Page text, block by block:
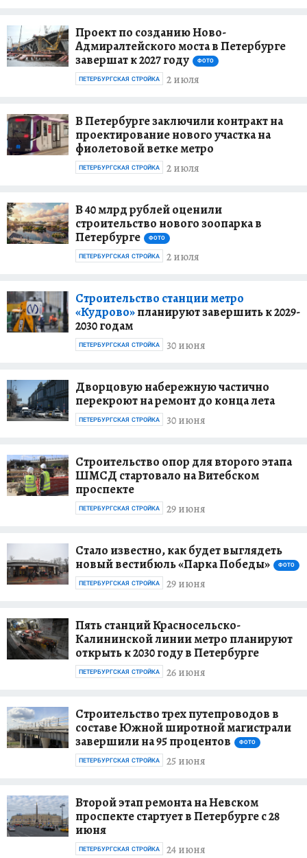
Проект по созданию Ново-
Адмиралтейского моста в Петербурге
завершат к 2027 году
ФОТО
2 июля
ПЕТЕРБУРГСКАЯ СТРОЙКА
В Петербурге заключили контракт на
проектирование нового участка на
фиолетовой ветке метро
2 июля
ПЕТЕРБУРГСКАЯ СТРОЙКА
В 40 млрд рублей оценили
строительство нового зоопарка в
Петербурге
ФОТО
2 июля
ПЕТЕРБУРГСКАЯ СТРОЙКА
Строительство станции метро
«Кудрово»планируют завершить к 2029-
2030 годам
30 июня
ПЕТЕРБУРГСКАЯ СТРОЙКА
Дворцовую набережную частично
перекроют на ремонт до конца лета
30 июня
ПЕТЕРБУРГСКАЯ СТРОЙКА
Строительство опор для второго этапа
ШМСД стартовало на Витебском
проспекте
29 июня
ПЕТЕРБУРГСКАЯ СТРОЙКА
Стало известно, как будет выглядеть
новый вестибюль «Парка Победы»
ФОТО
29 июня
ПЕТЕРБУРГСКАЯ СТРОЙКА
Пять станций Красносельско-
Калининской линии метро планируют
открыть к 2030 году в Петербурге
26 июня
ПЕТЕРБУРГСКАЯ СТРОЙКА
Строительство трех путепроводов в
составе Южной широтной магистрали
завершили на 95 процентов
ФОТО
25 июня
ПЕТЕРБУРГСКАЯ СТРОЙКА
Второй этап ремонта на Невском
проспекте стартует в Петербурге с 28
июня
24 июня
ПЕТЕРБУРГСКАЯ СТРОЙКА